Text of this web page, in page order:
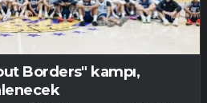
Borders" kampı,